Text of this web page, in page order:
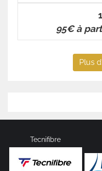
95€ à
Plus
Tecnifibre